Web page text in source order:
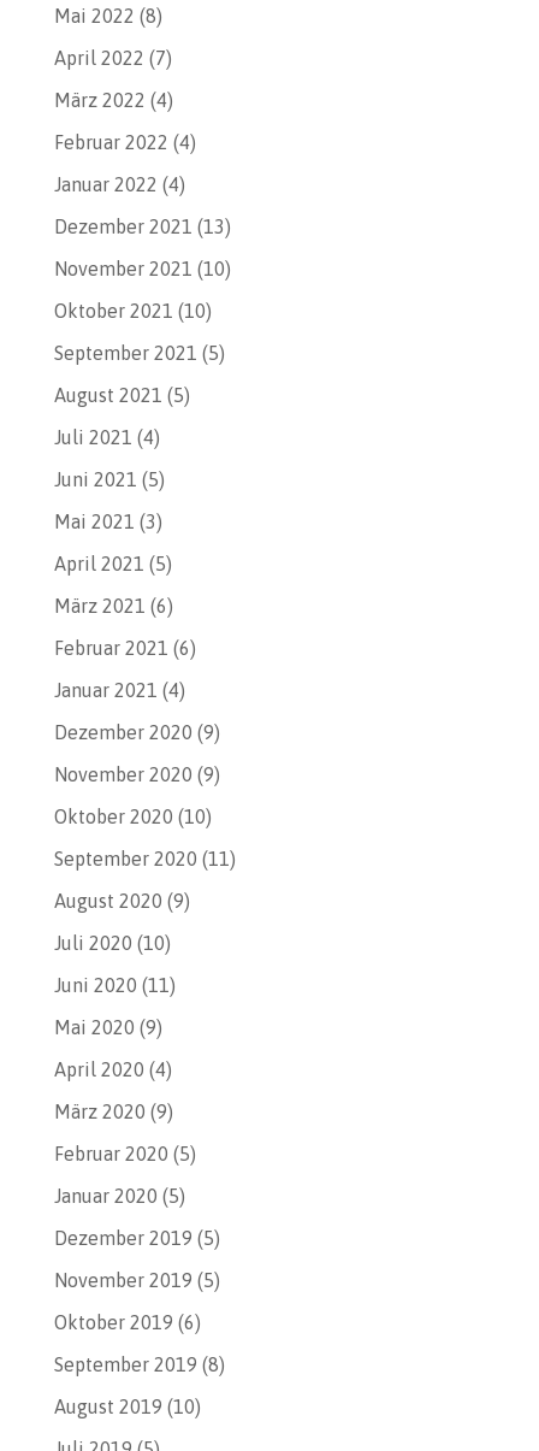
Mai 2022 (8)
April 2022 (7)
März 2022 (4)
Februar 2022 (4)
Januar 2022 (4)
Dezember 2021 (13)
November 2021 (10)
Oktober 2021 (10)
September 2021 (5)
August 2021 (5)
Juli 2021 (4)
Juni 2021 (5)
Mai 2021 (3)
April 2021 (5)
März 2021 (6)
Februar 2021 (6)
Januar 2021 (4)
Dezember 2020 (9)
November 2020 (9)
Oktober 2020 (10)
September 2020 (11)
August 2020 (9)
Juli 2020 (10)
Juni 2020 (11)
Mai 2020 (9)
April 2020 (4)
März 2020 (9)
Februar 2020 (5)
Januar 2020 (5)
Dezember 2019 (5)
November 2019 (5)
Oktober 2019 (6)
September 2019 (8)
August 2019 (10)